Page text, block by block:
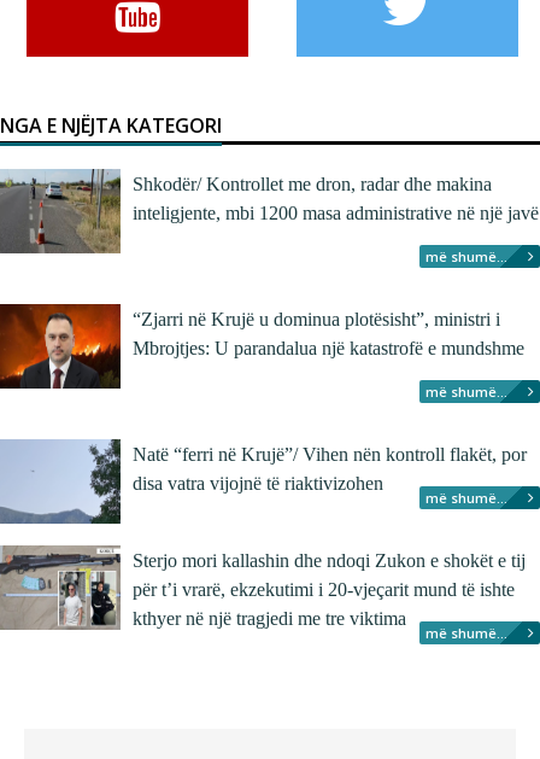
NGA E NJËJTA KATEGORI
Shkodër/ Kontrollet me dron, radar dhe makina
inteligjente, mbi 1200 masa administrative në një javë
më shumë...
“Zjarri në Krujë u dominua plotësisht”, ministri i
Mbrojtjes: U parandalua një katastrofë e mundshme
më shumë...
Natë “ferri në Krujë”/ Vihen nën kontroll flakët, por
disa vatra vijojnë të riaktivizohen
më shumë...
Sterjo mori kallashin dhe ndoqi Zukon e shokët e tij
për t’i vrarë, ekzekutimi i 20-vjeçarit mund të ishte
kthyer në një tragjedi me tre viktima
më shumë...